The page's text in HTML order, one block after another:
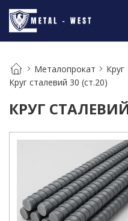
Металопрокат Круг
Круг сталевий 30 (ст.20)
КРУГ